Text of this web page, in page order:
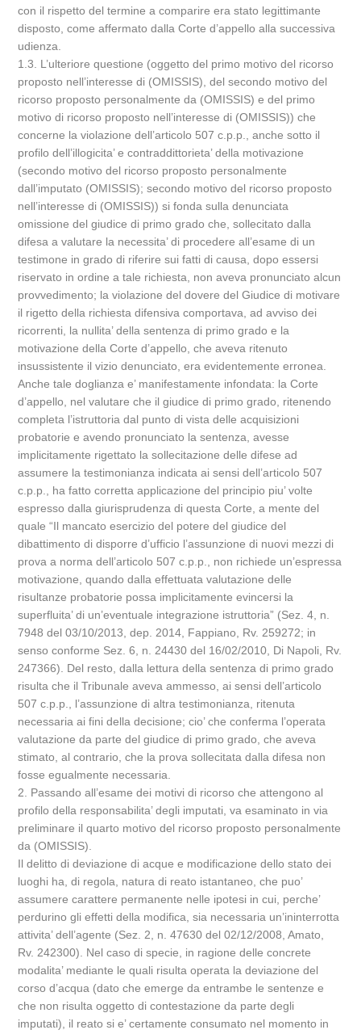
con il rispetto del termine a comparire era stato legittimante
disposto, come affermato dalla Corte d’appello alla successiva
udienza.
1.3. L’ulteriore questione (oggetto del primo motivo del ricorso
proposto nell’interesse di (OMISSIS), del secondo motivo del
ricorso proposto personalmente da (OMISSIS) e del primo
motivo di ricorso proposto nell’interesse di (OMISSIS)) che
concerne la violazione dell’articolo 507 c.p.p., anche sotto il
profilo dell’illogicita’ e contraddittorieta’ della motivazione
(secondo motivo del ricorso proposto personalmente
dall’imputato (OMISSIS); secondo motivo del ricorso proposto
nell’interesse di (OMISSIS)) si fonda sulla denunciata
omissione del giudice di primo grado che, sollecitato dalla
difesa a valutare la necessita’ di procedere all’esame di un
testimone in grado di riferire sui fatti di causa, dopo essersi
riservato in ordine a tale richiesta, non aveva pronunciato alcun
provvedimento; la violazione del dovere del Giudice di motivare
il rigetto della richiesta difensiva comportava, ad avviso dei
ricorrenti, la nullita’ della sentenza di primo grado e la
motivazione della Corte d’appello, che aveva ritenuto
insussistente il vizio denunciato, era evidentemente erronea.
Anche tale doglianza e’ manifestamente infondata: la Corte
d’appello, nel valutare che il giudice di primo grado, ritenendo
completa l’istruttoria dal punto di vista delle acquisizioni
probatorie e avendo pronunciato la sentenza, avesse
implicitamente rigettato la sollecitazione delle difese ad
assumere la testimonianza indicata ai sensi dell’articolo 507
c.p.p., ha fatto corretta applicazione del principio piu’ volte
espresso dalla giurisprudenza di questa Corte, a mente del
quale “Il mancato esercizio del potere del giudice del
dibattimento di disporre d’ufficio l’assunzione di nuovi mezzi di
prova a norma dell’articolo 507 c.p.p., non richiede un’espressa
motivazione, quando dalla effettuata valutazione delle
risultanze probatorie possa implicitamente evincersi la
superfluita’ di un’eventuale integrazione istruttoria” (Sez. 4, n.
7948 del 03/10/2013, dep. 2014, Fappiano, Rv. 259272; in
senso conforme Sez. 6, n. 24430 del 16/02/2010, Di Napoli, Rv.
247366). Del resto, dalla lettura della sentenza di primo grado
risulta che il Tribunale aveva ammesso, ai sensi dell’articolo
507 c.p.p., l’assunzione di altra testimonianza, ritenuta
necessaria ai fini della decisione; cio’ che conferma l’operata
valutazione da parte del giudice di primo grado, che aveva
stimato, al contrario, che la prova sollecitata dalla difesa non
fosse egualmente necessaria.
2. Passando all’esame dei motivi di ricorso che attengono al
profilo della responsabilita’ degli imputati, va esaminato in via
preliminare il quarto motivo del ricorso proposto personalmente
da (OMISSIS).
Il delitto di deviazione di acque e modificazione dello stato dei
luoghi ha, di regola, natura di reato istantaneo, che puo’
assumere carattere permanente nelle ipotesi in cui, perche’
perdurino gli effetti della modifica, sia necessaria un’ininterrotta
attivita’ dell’agente (Sez. 2, n. 47630 del 02/12/2008, Amato,
Rv. 242300). Nel caso di specie, in ragione delle concrete
modalita’ mediante le quali risulta operata la deviazione del
corso d’acqua (dato che emerge da entrambe le sentenze e
che non risulta oggetto di contestazione da parte degli
imputati), il reato si e’ certamente consumato nel momento in